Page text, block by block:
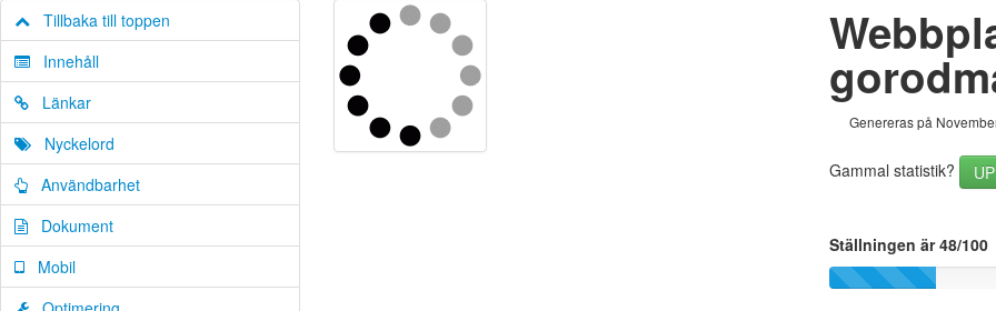
Tillbaka till toppen
Innehåll
Länkar
Nyckelord
Användbarhet
Dokument
Mobil
Genereras på
Gammal statistik?
Ställningen är 48/100